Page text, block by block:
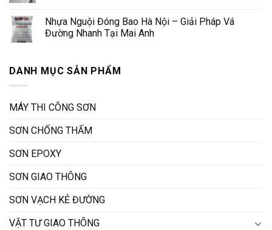
Nhựa Nguội Đóng Bao Hà Nội – Giải Pháp Vá
Đường Nhanh Tại Mai Anh
DANH MỤC SẢN PHẨM
MÁY THI CÔNG SƠN
SƠN CHỐNG THẤM
SƠN EPOXY
SƠN GIAO THÔNG
SƠN VẠCH KẺ ĐƯỜNG
VẬT TƯ GIAO THÔNG